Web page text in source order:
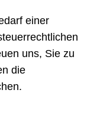
oder das
als Erben
erhöht
den
Wohle der
Schenkungs-